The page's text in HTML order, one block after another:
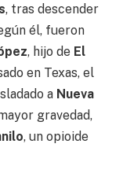
, tras descender
él, fueron
, hijo de El
en Texas, el
a Nueva
gravedad,
, un opioide